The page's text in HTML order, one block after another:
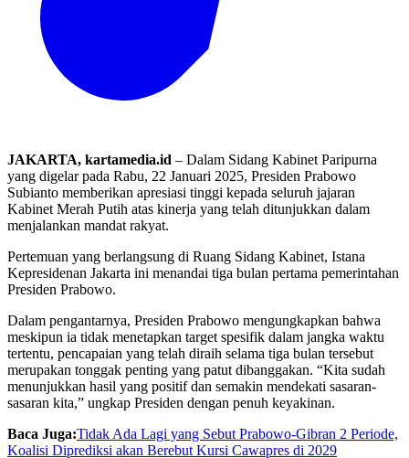
JAKARTA, kartamedia.id – Dalam Sidang Kabinet Paripurna
yang digelar pada Rabu, 22 Januari 2025, Presiden Prabowo
Subianto memberikan apresiasi tinggi kepada seluruh jajaran
Kabinet Merah Putih atas kinerja yang telah ditunjukkan dalam
menjalankan mandat rakyat.
Pertemuan yang berlangsung di Ruang Sidang Kabinet, Istana
Kepresidenan Jakarta ini menandai tiga bulan pertama pemerintahan
Presiden Prabowo.
Dalam pengantarnya, Presiden Prabowo mengungkapkan bahwa
meskipun ia tidak menetapkan target spesifik dalam jangka waktu
tertentu, pencapaian yang telah diraih selama tiga bulan tersebut
merupakan tonggak penting yang patut dibanggakan. “Kita sudah
menunjukkan hasil yang positif dan semakin mendekati sasaran-
sasaran kita,” ungkap Presiden dengan penuh keyakinan.
Baca Juga:Tidak Ada Lagi yang Sebut Prabowo-Gibran 2 Periode,
Koalisi Diprediksi akan Berebut Kursi Cawapres di 2029